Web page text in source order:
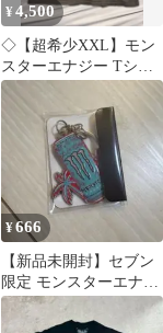
¥4,500
◇【超希少XXL】モン
スターエナジー Tシャ
ツ 両面ロゴ 黒 ゆるだ
¥666
【新品未開封】セブン
限定 モンスターエナジ
ー キーホルダー ウルト
ラバイスグァバ